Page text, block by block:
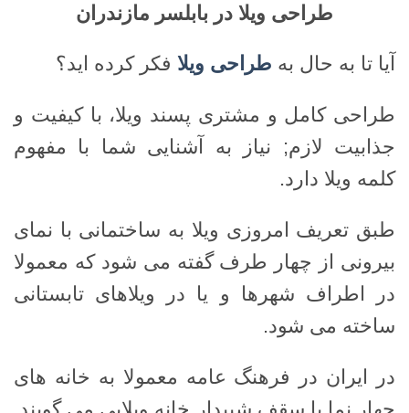
طراحی ویلا در بابلسر مازندران
آیا تا به حال به طراحی ویلا فکر کرده اید؟
طراحی کامل و مشتری پسند ویلا، با کیفیت و
جذابیت لازم; نیاز به آشنایی شما با مفهوم
کلمه ویلا دارد.
طبق تعریف امروزی ویلا به ساختمانی با نمای
بیرونی از چهار طرف گفته می شود که معمولا
در اطراف شهرها و یا در ویلاهای تابستانی
ساخته می شود.
در ایران در فرهنگ عامه معمولا به خانه های